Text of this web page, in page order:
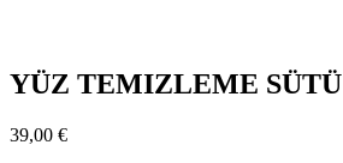
YÜZ TEMIZLEME SÜTÜ
39,00 €